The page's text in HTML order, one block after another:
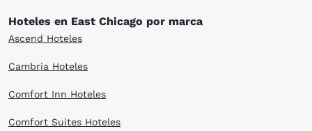
Hoteles en East Chicago por marca
Ascend Hoteles
Cambria Hoteles
Comfort Inn Hoteles
Comfort Suites Hoteles